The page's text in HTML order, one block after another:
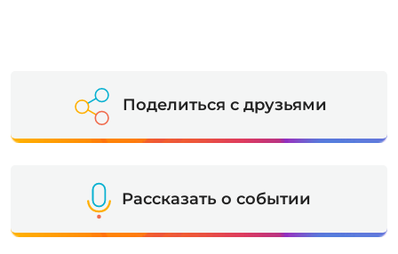
Поделиться с друзьями
Рассказать о событии